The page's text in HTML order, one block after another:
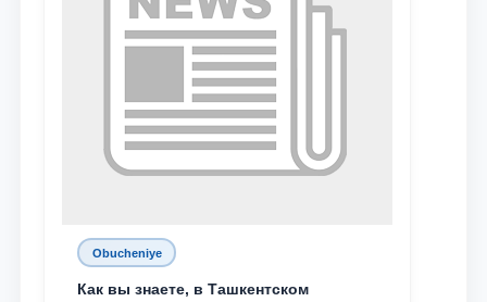
Obucheniye
Как вы знаете, в Ташкентском